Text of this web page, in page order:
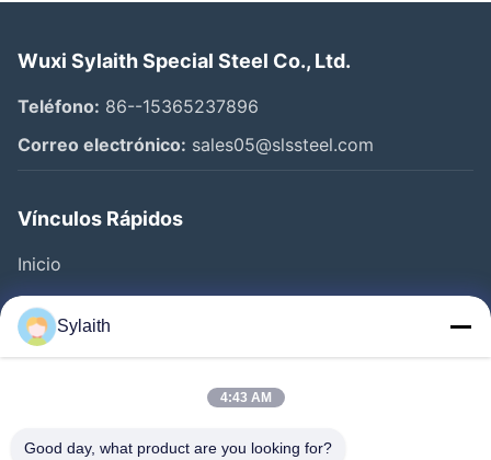
Wuxi Sylaith Special Steel Co., Ltd.
Teléfono: 86--15365237896
Correo electrónico: sales05@slssteel.com
Vínculos Rápidos
Inicio
Productos
Videos
Sylaith
4:43 AM
Good day, what product are you looking for?